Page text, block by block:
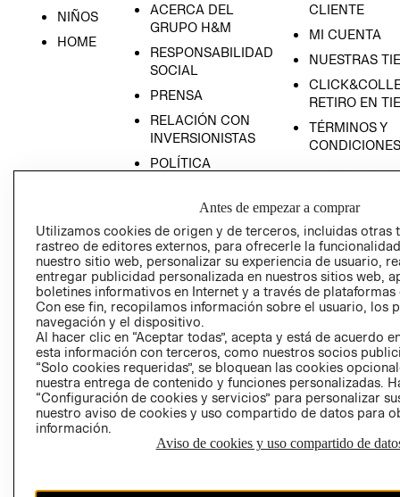
NIÑOS
HOME
ACERCA DEL
GRUPO H&M
RESPONSABILIDAD
SOCIAL
PRENSA
RELACIÓN CON
INVERSIONISTAS
POLÍTICA
CLIENTE
MI CUENTA
NUESTRAS
RETIRO EN
TÉRMINOS Y
CONDICIONES
AVISO DE
PRIVACIDAD
GIFT CARD
AVISO DE
CAMBIAR REGIÓN
Antes de empezar a comprar
Utilizamos cookies de origen y de terceros, incluidas otras
rastreo de editores externos, para ofrecerle la
nuestro sitio web, personalizar su experiencia de usuario,
entregar publicidad personalizada en nuestros sitios web,
boletines informativos en Internet y a través de plataformas
Con ese fin, recopilamos información sobre el usuario, los
navegación y el dispositivo.
Al hacer clic en “Aceptar todas”, acepta y está de acuerdo
esta información con terceros, como nuestros socios
“Solo cookies requeridas”, se bloquean las cookies
nuestra entrega de contenido y funciones personalizadas.
“Configuración de cookies y servicios” para personalizar
nuestro aviso de cookies y uso compartido de datos para
información.
Aviso de cookies y uso compartido de